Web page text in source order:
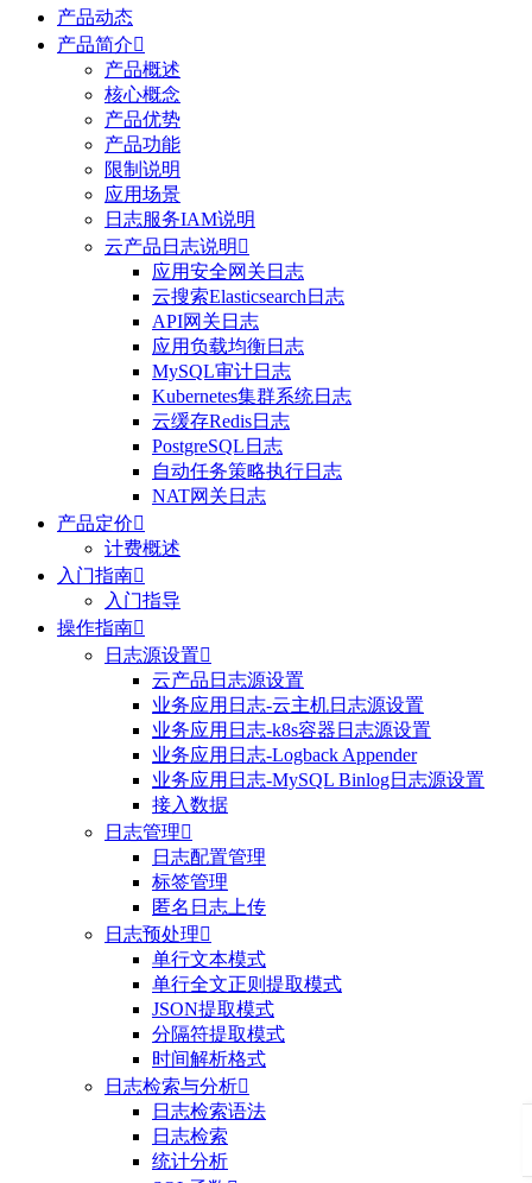
产品动态
产品简介
产品概述
核心概念
产品优势
产品功能
限制说明
应用场景
日志服务IAM说明
云产品日志说明 
应用安全网关日志
云搜索Elasticsearch日志
API网关日志
应用负载均衡日志
MySQL审计日志
Kubernetes集群系统日志
云缓存Redis日志
PostgreSQL日志
自动任务策略执行日志
NAT网关日志
产品定价
计费概述
入门指南
入门指导
操作指南
日志源设置
云产品日志源设置
业务应用日志-云主机日志源设置
业务应用日志-k8s容器日志源设置
业务应用日志-Logback Appender
业务应用日志-MySQL Binlog日志源设置
接入数据
日志管理
日志配置管理
标签管理
匿名日志上传
日志预处理
单行文本模式
单行全文正则提取模式
JSON提取模式
分隔符提取模式
时间解析格式
日志检索与分析
日志检索语法
日志检索
统计分析